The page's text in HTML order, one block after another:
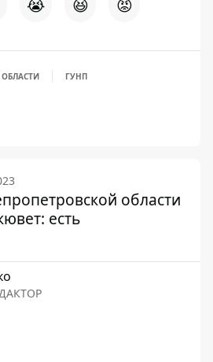
😭 😆 😡
ГУНП
области
есть